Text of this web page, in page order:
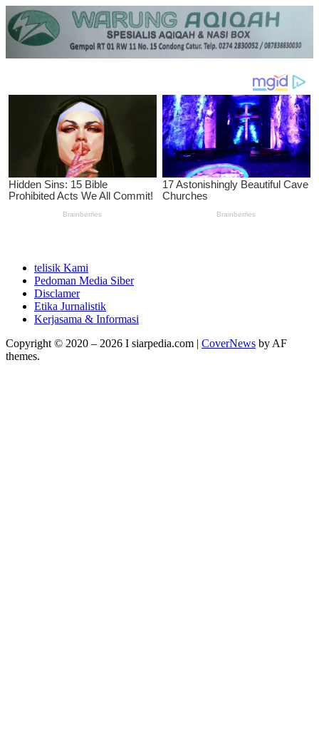
telisik Kami
Pedoman Media Siber
Disclamer
Etika Jurnalistik
Kerjasama & Informasi
Copyright © 2020 – 2026 I siarpedia.com | CoverNews by AF
themes.